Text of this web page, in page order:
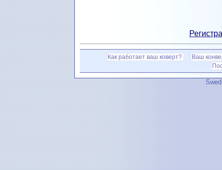
Как работает ваш коверт?
Ваш